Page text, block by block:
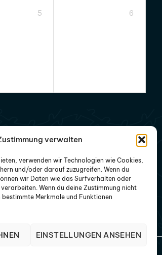
verwalten
verwenden wir Technologien wie Cookies,
und/oder darauf zuzugreifen. Wenn du
wir Daten wie das Surfverhalten oder
Wenn du deine Zustimmung nicht
Merkmale und Funktionen
EINSTELLUNGEN ANSEHEN
5 6
Sie unseren Newsletter für aktuelle
Sorge, kein Spam.